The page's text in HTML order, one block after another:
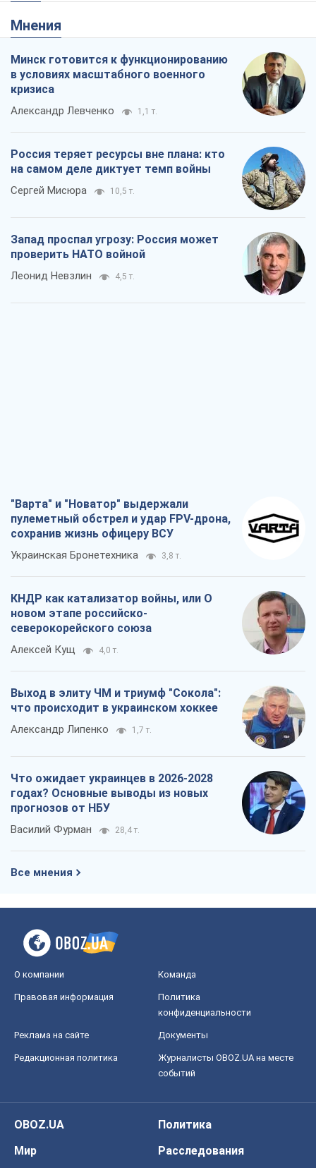
Мнения
Минск готовится к функционированию
в условиях масштабного военного
кризиса
Александр Левченко 1,1 т.
Россия теряет ресурсы вне плана: кто
на самом деле диктует темп войны
Сергей Мисюра 10,5 т.
Запад проспал угрозу: Россия может
проверить НАТО войной
Леонид Невзлин 4,5 т.
"Варта" и "Новатор" выдержали
пулеметный обстрел и удар FPV-дрона,
сохранив жизнь офицеру ВСУ
Украинская Бронетехника 3,8 т.
КНДР как катализатор войны, или О
новом этапе российско-
северокорейского союза
Алексей Кущ 4,0 т.
Выход в элиту ЧМ и триумф "Сокола":
что происходит в украинском хоккее
Александр Липенко 1,7 т.
Что ожидает украинцев в 2026-2028
годах? Основные выводы из новых
прогнозов от НБУ
Василий Фурман 28,4 т.
Все мнения
О компании Команда
Правовая информация
Политика
конфиденциальности
Реклама на сайте Документы
Редакционная политика
Журналисты OBOZ.UA на месте
событий
OBOZ.UA
Политика
Мир
Расследования